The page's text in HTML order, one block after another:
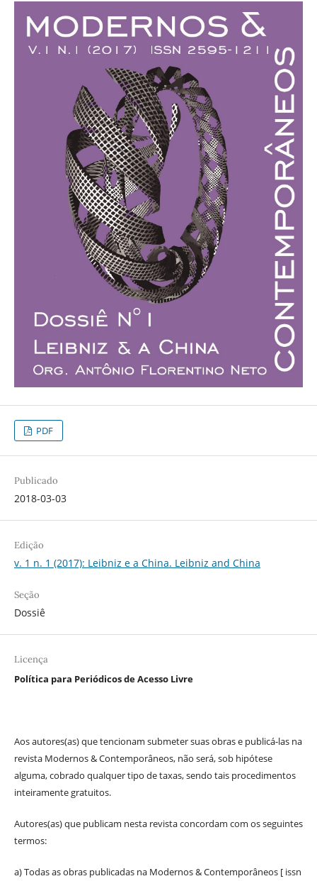
PDF
Publicado
2018-03-03
Edição
v. 1 n. 1 (2017): Leibniz e a China. Leibniz and China
Seção
Dossiê
Licença
Política para Periódicos de Acesso Livre
Aos autores(as) que tencionam submeter suas obras e publicá-las na
revista Modernos & Contemporâneos, não será, sob hipótese
alguma, cobrado qualquer tipo de taxas, sendo tais procedimentos
inteiramente gratuitos.
Autores(as) que publicam nesta revista concordam com os seguintes
termos:
a) Todas as obras publicadas na Modernos & Contemporâneos [ issn